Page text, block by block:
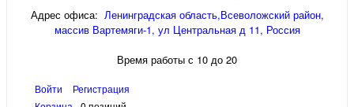
Адрес офиса: Ленинградская область,Всеволожский район,
массив Вартемяги-1, ул Центральная д 11, Россия
Время работы с 10 до 20
Войти
Регистрация